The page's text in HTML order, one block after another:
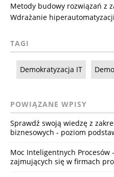
Metody budowy rozwiązań z
Wdrażanie
TAGI
Demokratyzacja IT
POWIĄZANE WPISY
Sprawdź swoją wiedzę z
biznesowych - poziom
Moc Inteligentnych Procesów
zajmujących się w firmach